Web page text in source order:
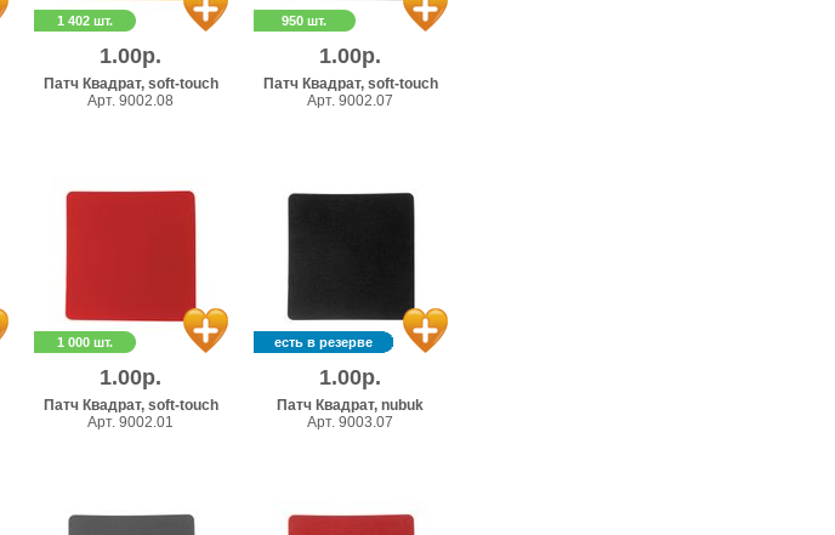
1 402 шт.
1.00р.
Патч Квадрат, soft-touch
Арт. 9002.08
950 шт.
1.00р.
Патч Квадрат, soft-touch
Арт. 9002.07
1 000 шт.
1.00р.
Патч Квадрат, soft-touch
Арт. 9002.01
есть в резерве
1.00р.
Патч Квадрат, nubuk
Арт. 9003.07